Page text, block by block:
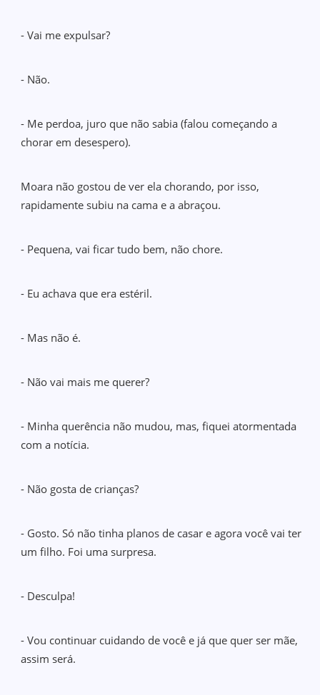
- Vai me expulsar?
- Não.
- Me perdoa, juro que não sabia (falou começando a
chorar em desespero).
Moara não gostou de ver ela chorando, por isso,
rapidamente subiu na cama e a abraçou.
- Pequena, vai ficar tudo bem, não chore.
- Eu achava que era estéril.
- Mas não é.
- Não vai mais me querer?
- Minha querência não mudou, mas, fiquei atormentada
com a notícia.
- Não gosta de crianças?
- Gosto. Só não tinha planos de casar e agora você vai ter
um filho. Foi uma surpresa.
- Desculpa!
- Vou continuar cuidando de você e já que quer ser mãe,
assim será.